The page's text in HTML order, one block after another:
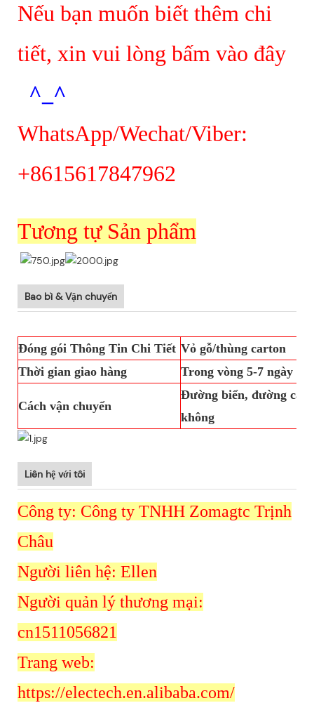
Nếu bạn muốn biết thêm chi
tiết, xin vui lòng bấm vào đây
^_^
WhatsApp/Wechat/Viber:
+8615617847962
Tương tự Sản phẩm
Bao bì & Vận chuyển
Đóng gói Thông Tin Chi Tiết Vỏ gỗ/thùng carton
Thời gian giao hàng
Trong vòng 5-7 ngày
Cách vận chuyển
Đường biển, đường cao
không
Liên hệ với tôi
Công ty: Công ty TNHH Zomagtc Trịnh
Châu
Người liên hệ: Ellen
Người quản lý thương mại:
cn1511056821
Trang web:
https://electech.en.alibaba.com/